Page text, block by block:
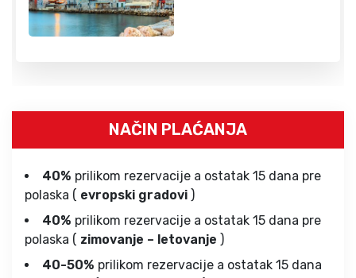
NAČIN PLAĆANJA
40% prilikom rezervacije a ostatak 15 dana pre
polaska ( evropski gradovi )
40% prilikom rezervacije a ostatak 15 dana pre
polaska ( zimovanje – letovanje )
40-50% prilikom rezervacije a ostatak 15 dana